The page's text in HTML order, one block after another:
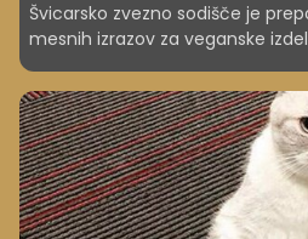
Švicarsko zvezno sodišče je
mesnih izrazov za veganske
piščanec, z obrazložitvijo, da to
sestave izdelka. Sodba je
zlasti pri proizvajalcih rastlinskih